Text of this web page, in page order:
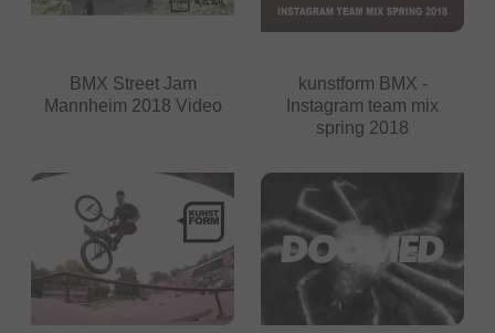
BMX Street Jam
Mannheim 2018 Video
kunstform BMX -
Instagram team mix
spring 2018